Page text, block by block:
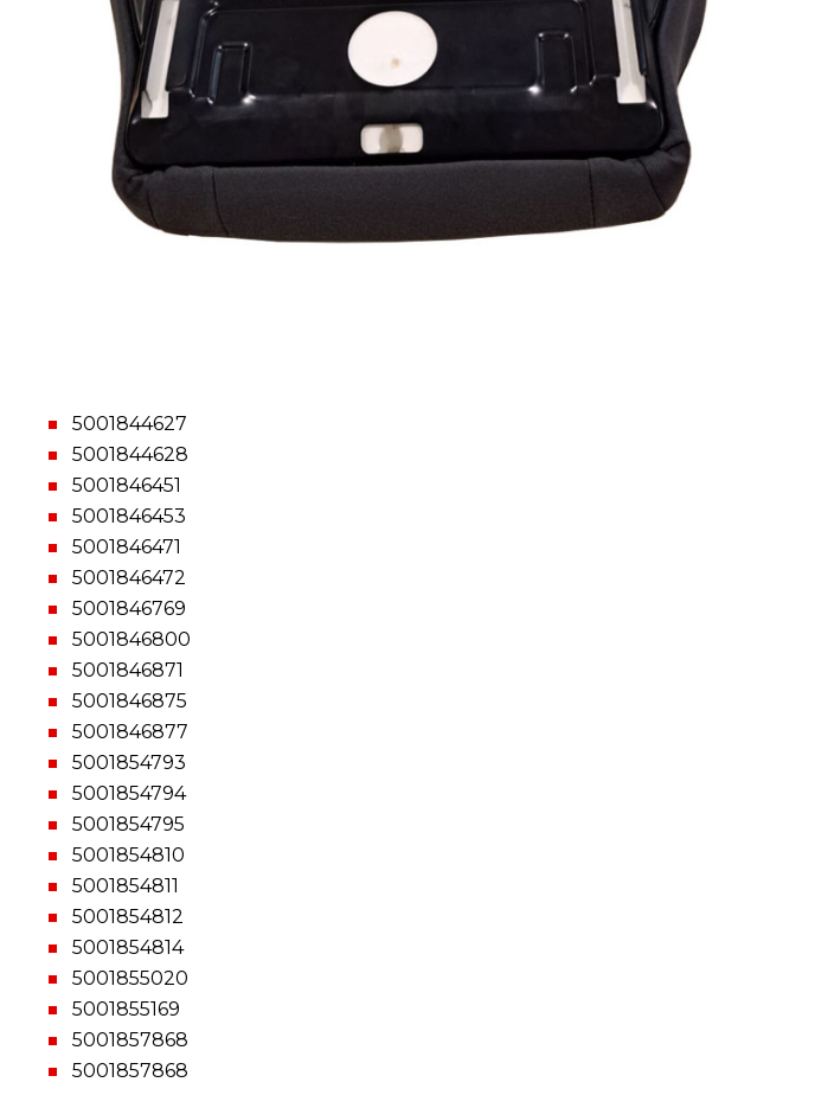
5001844627
5001844628
5001846451
5001846453
5001846471
5001846472
5001846769
5001846800
5001846871
5001846875
5001846877
5001854793
5001854794
5001854795
5001854810
5001854811
5001854812
5001854814
5001855020
5001855169
5001857868
5001857868